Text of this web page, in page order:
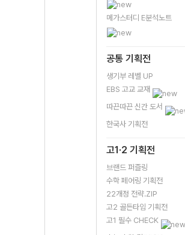
메가스터디 E분석노트
공통 기획전
생기부 레벨 UP
EBS 고교 교재
따끈따끈 신간 도서
한국사 기획전
고1·2 기획전
브랜드 퍼즐링
수학 페어링 기획전
22개정 전략.ZIP
고2 골든타임 기획전
고1 필수 CHECK